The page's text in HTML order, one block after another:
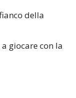
della
giocare con la